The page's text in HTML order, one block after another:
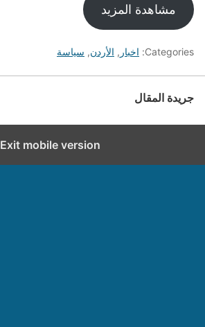
مشاهدة المزيد
Categories: اخبار , الأردن, سياسة
جريدة المقال
Exit mobile version